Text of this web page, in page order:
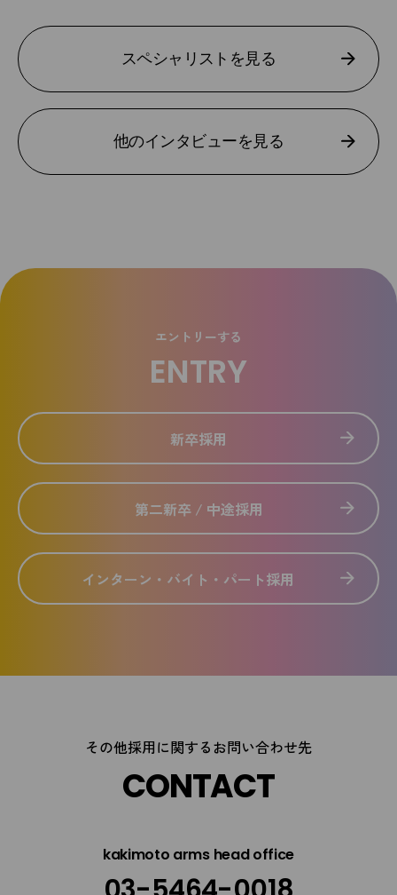
スペシャリストを見る
他のインタビューを見る
エントリーする
ENTRY
新卒採用
第二新卒 / 中途採用
インターン・バイト・パート採用
その他採用に関するお問い合わせ先
CONTACT
kakimoto arms head office